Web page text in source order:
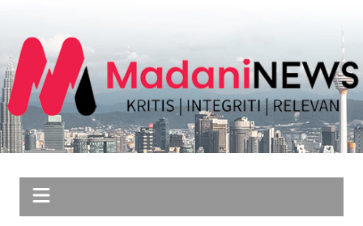
content